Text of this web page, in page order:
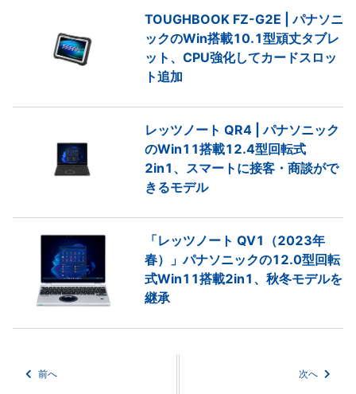
TOUGHBOOK FZ-G2E | パナソニ
ックのWin搭載10.1型頑丈タブレ
ット、CPU強化してカードスロッ
ト追加
レッツノート QR4 | パナソニック
のWin11搭載12.4型回転式
2in1、スマートに接客・商談がで
きるモデル
「レッツノート QV1（2023年
春）」パナソニックの12.0型回転
式Win11搭載2in1、秋冬モデルを
継承
前へ 次へ